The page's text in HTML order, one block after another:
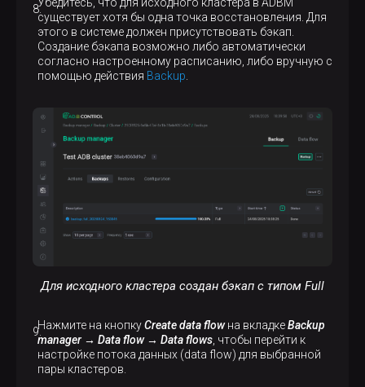
Убедитесь, что для исходного кластера в ADBM
существует хотя бы одна точка восстановления. Для
этого в системе должен присутствовать бэкап.
Создание бэкапа возможно либо автоматически
согласно настроенному расписанию, либо вручную с
помощью действия Backup.
Для исходного кластера создан бэкап с типом Full
Нажмите на кнопкуCreate data flowна вкладкеBackup
manager → Data flow → Data flows , чтобы перейти к
настройке потока данных (data flow) для выбранной
пары кластеров.